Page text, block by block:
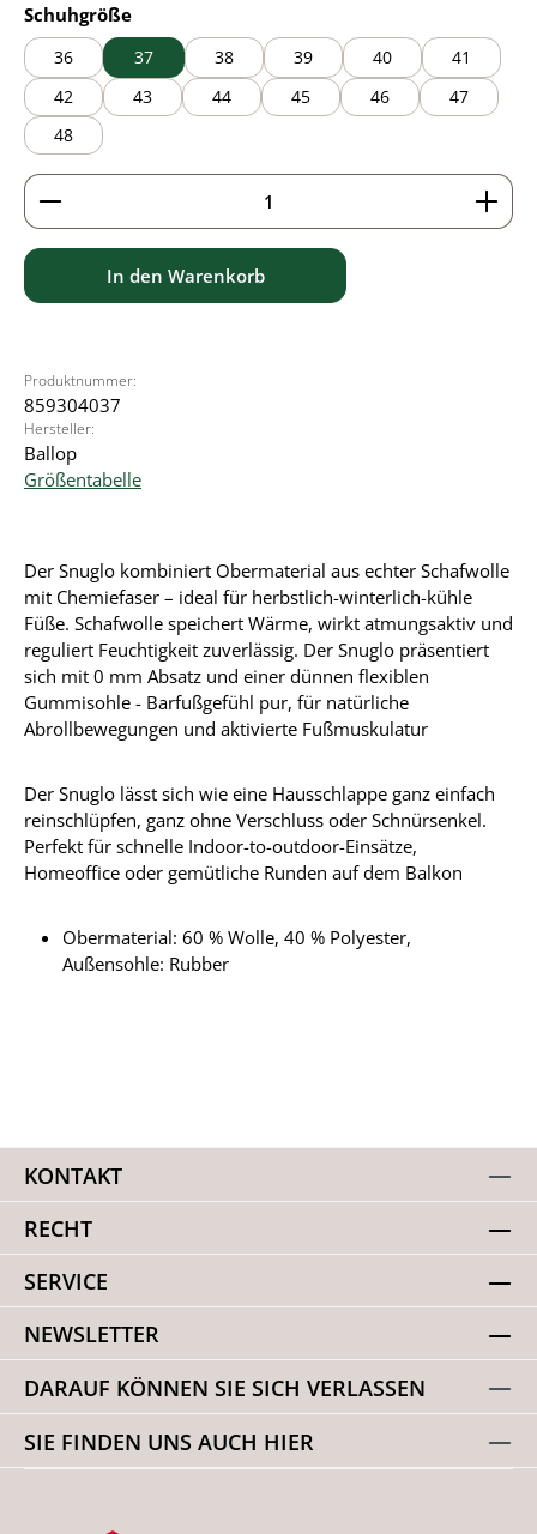
Schuhgrößeauswählen
36 37 38 39 40
41
42
43 44 45 46
47
48
Produkt Anzahl: Gib den gewünschten Wert ein
In den Warenkorb
Produktnummer:
859304037
Hersteller:
Ballop
Größentabelle
Der Snuglo kombiniert Obermaterial aus echter Schafwolle
mit Chemiefaser – ideal für herbstlich-winterlich-kühle
Füße. Schafwolle speichert Wärme, wirkt atmungsaktiv und
reguliert Feuchtigkeit zuverlässig. Der Snuglo präsentiert
sich mit 0 mm Absatz und einer dünnen flexiblen
Gummisohle - Barfußgefühl pur, für natürliche
Abrollbewegungen und aktivierte Fußmuskulatur
Der Snuglo lässt sich wie eine Hausschlappe ganz einfach
reinschlüpfen, ganz ohne Verschluss oder Schnürsenkel.
Perfekt für schnelle Indoor-to-outdoor-Einsätze,
Homeoffice oder gemütliche Runden auf dem Balkon
Obermaterial: 60 % Wolle, 40 % Polyester,
Außensohle: Rubber
KONTAKT
RECHT
SERVICE
NEWSLETTER
DARAUF KÖNNEN SIE SICH VERLASSEN
SIE FINDEN UNS AUCH HIER